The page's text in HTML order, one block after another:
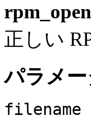
正しい
パラメー
filename